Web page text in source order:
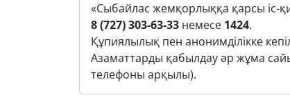
«Сыбайлас жемқорлыққа қарсы іс-
8 (727) 303-63-33 немесе 1424.
Құпиялылық пен анонимділікке
Азаматтарды қабылдау әр жұма
телефоны арқылы).